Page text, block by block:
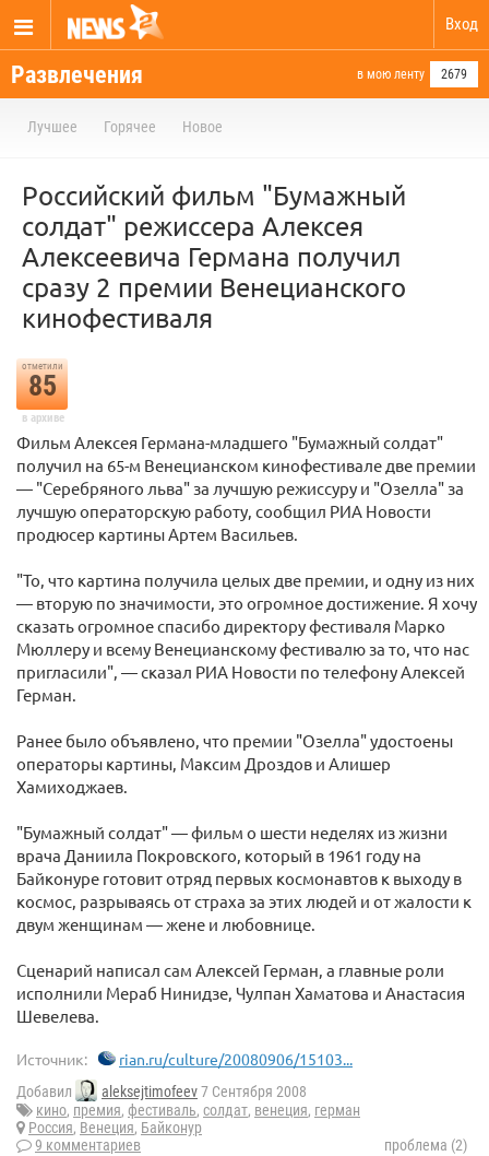
Вход
Развлечения в мою ленту 2679
Лучшее Горячее Новое
Российский фильм "Бумажный
солдат" режиссера Алексея
Алексеевича Германа получил
сразу 2 премии Венецианского
кинофестиваля
отметили
85
в архиве
Фильм Алексея Германа-младшего "Бумажный солдат"
получил на 65-м Венецианском кинофестивале две премии
— "Серебряного льва" за лучшую режиссуру и "Озелла" за
лучшую операторскую работу, сообщил РИА Новости
продюсер картины Артем Васильев.
"То, что картина получила целых две премии, и одну из них
— вторую по значимости, это огромное достижение. Я хочу
сказать огромное спасибо директору фестиваля Марко
Мюллеру и всему Венецианскому фестивалю за то, что нас
пригласили", — сказал РИА Новости по телефону Алексей
Герман.
Ранее было объявлено, что премии "Озелла" удостоены
операторы картины, Максим Дроздов и Алишер
Хамиходжаев.
"Бумажный солдат" — фильм о шести неделях из жизни
врача Даниила Покровского, который в 1961 году на
Байконуре готовит отряд первых космонавтов к выходу в
космос, разрываясь от страха за этих людей и от жалости к
двум женщинам — жене и любовнице.
Сценарий написал сам Алексей Герман, а главные роли
исполнили Мераб Нинидзе, Чулпан Хаматова и Анастасия
Шевелева.
Источник: rian.ru/culture/20080906/15103...
Добавил aleksejtimofeev7 Сентября 2008
кино, премия, фестиваль, солдат, венеция, герман
Россия, Венеция, Байконур
9 комментариев
проблема (2)